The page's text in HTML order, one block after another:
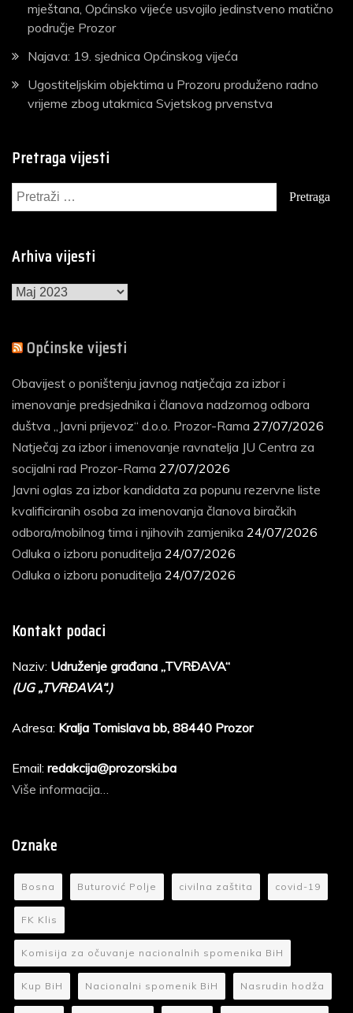
mještana, Općinsko vijeće usvojilo jedinstveno matično
područje Prozor
Najava: 19. sjednica Općinskog vijeća
Ugostiteljskim objektima u Prozoru produženo radno
vrijeme zbog utakmica Svjetskog prvenstva
Pretraga vijesti
Pretraga:
Arhiva vijesti
Arhiva
Općinske vijesti
Obavijest o poništenju javnog natječaja za izbor i
imenovanje predsjednika i članova nadzornog odbora
duštva „Javni prijevoz“ d.o.o. Prozor-Rama 27/07/2026
Natječaj za izbor i imenovanje ravnatelja JU Centra za
socijalni rad Prozor-Rama 27/07/2026
Javni oglas za izbor kandidata za popunu rezervne liste
kvalificiranih osoba za imenovanja članova biračkih
odbora/mobilnog tima i njihovih zamjenika 24/07/2026
Odluka o izboru ponuditelja 24/07/2026
Odluka o izboru ponuditelja 24/07/2026
Kontakt podaci
Naziv: Udruženje građana „TVRĐAVA“
(UG „TVRĐAVA“.)
Adresa: Kralja Tomislava bb, 88440 Prozor
Email: redakcija@prozorski.ba
Više informacija…
Oznake
Bosna Buturović Polje civilna zaštita covid-19
FK Klis
Komisija za očuvanje nacionalnih spomenika BiH
Kup BiH Nacionalni spomenik BiH Nasrudin hodža